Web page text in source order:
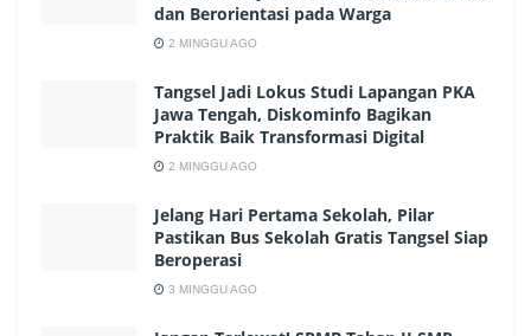
dan Berorientasi pada Warga
2 MINGGU AGO
Tangsel Jadi Lokus Studi Lapangan PKA
Jawa Tengah, Diskominfo Bagikan
Praktik Baik Transformasi Digital
2 MINGGU AGO
Jelang Hari Pertama Sekolah, Pilar
Pastikan Bus Sekolah Gratis Tangsel Siap
Beroperasi
3 MINGGU AGO